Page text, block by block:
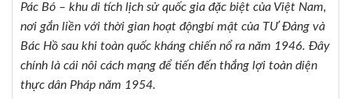
Pác Bó – khu di tích lịch sử quốc gia đặc biệt của Việt Nam,
nơi gắn liền với thời gian hoạt độngbí mật của TƯ Đảng và
Bác Hồ sau khi toàn quốc kháng chiến nổ ra năm 1946. Đây
chính là cái nôi cách mạng để tiến đến thắng lợi toàn diện
thực dân Pháp năm 1954.